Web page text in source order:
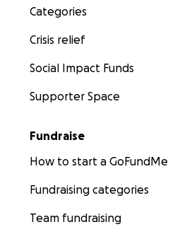
Categories
Crisis relief
Social Impact Funds
Supporter Space
Fundraise
How to start a GoFundMe
Fundraising categories
Team fundraising